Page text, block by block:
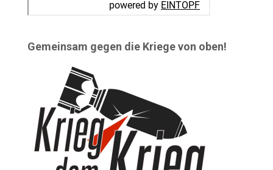
Gemeinsam gegen die Kriege von oben!